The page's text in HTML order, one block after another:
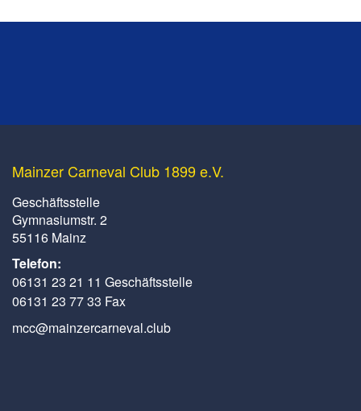
Mainzer Carneval Club 1899 e.V.
Geschäftsstelle
Gymnasiumstr. 2
55116 Mainz
Telefon:
06131 23 21 11 Geschäftsstelle
06131 23 77 33 Fax
mcc@mainzercarneval.club